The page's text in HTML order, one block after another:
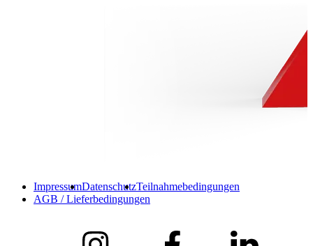
ImpressumDatenschutzTeilnahmebedingungen
AGB / Lieferbedingungen